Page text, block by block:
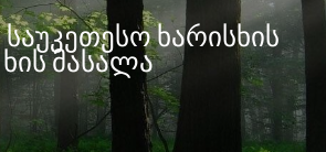
საუკეთესო ხარისხის
ხის მასალა